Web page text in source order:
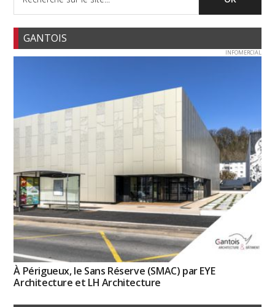
GANTOIS
INFOMERCIAL
À Périgueux, le Sans Réserve (SMAC) par EYE
Architecture et LH Architecture